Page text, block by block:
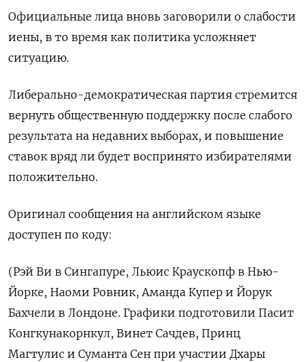
Официальные лица вновь заговорили о слабости
иены, в то время как политика усложняет
ситуацию.
Либерально-демократическая партия стремится
вернуть общественную поддержку после слабого
результата на недавних выборах, и повышение
ставок вряд ли будет воспринято избирателями
положительно.
Оригинал сообщения на английском языке
доступен по коду:
(Рэй Ви в Сингапуре, Льюис Краускопф в Нью-
Йорке, Наоми Ровник, Аманда Купер и Йорук
Бахчели в Лондоне. Графики подготовили Пасит
Конгкунакорнкул, Винет Сачдев, Принц
Магтулис и Суманта Сен при участии Дхары